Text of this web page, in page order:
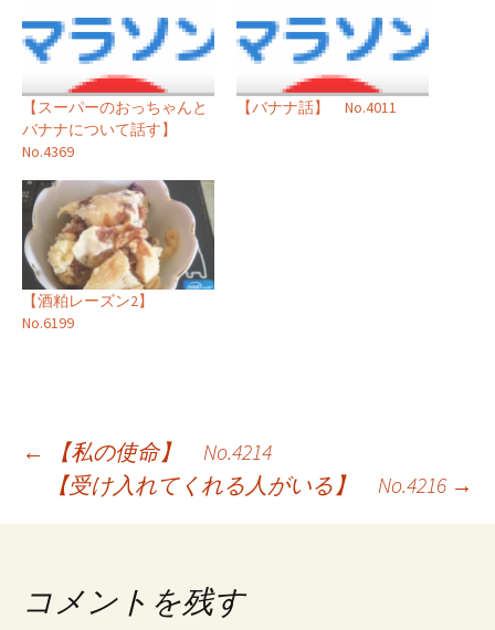
【スーパーのおっちゃんと
バナナについて話す】
No.4369
【バナナ話】 No.4011
【酒粕レーズン2】
No.6199
投
ビ
←
【私の使命】 No.4214
【受け入れてくれる人がいる】 No.4216 →
コメントを残す